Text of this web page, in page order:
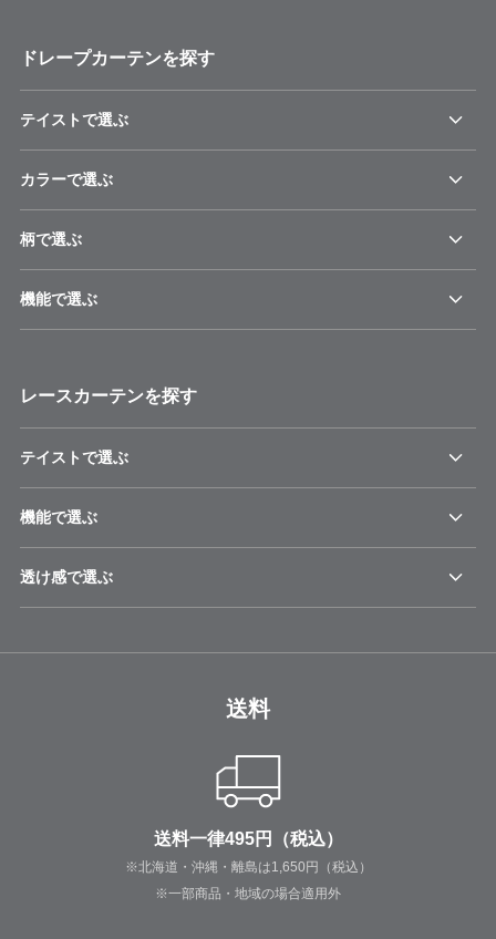
ドレープカーテンを探す
テイストで選ぶ
カラーで選ぶ
柄で選ぶ
機能で選ぶ
レースカーテンを探す
テイストで選ぶ
機能で選ぶ
透け感で選ぶ
送料
送料一律495円（税込）
※北海道・沖縄・離島は1,650円（税込）
※一部商品・地域の場合適用外